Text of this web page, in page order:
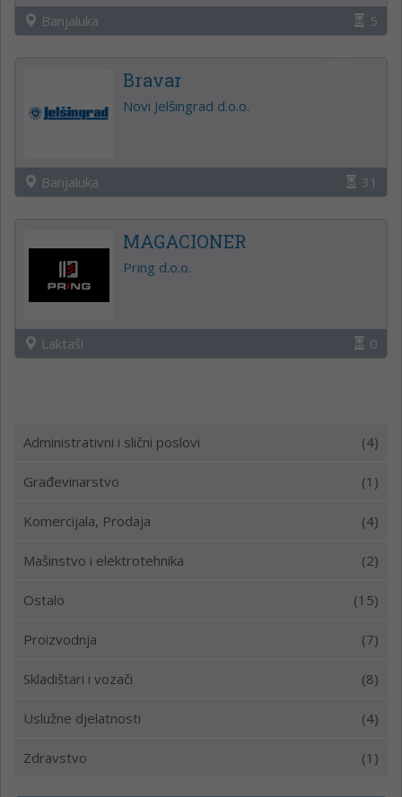
Banjaluka 5
Bravar
Novi Jelšingrad d.o.o.
Banjaluka 31
MAGACIONER
Pring d.o.o.
Laktaši 0
Administrativni i slični poslovi (4)
Građevinarstvo (1)
Komercijala, Prodaja (4)
Mašinstvo i elektrotehnika (2)
Ostalo (15)
Proizvodnja (7)
Skladištari i vozači (8)
Uslužne djelatnosti (4)
Zdravstvo (1)